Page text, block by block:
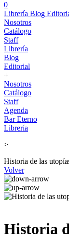
0
Librería Blog
Nosotros
Catálogo
Staff
Librería
Blog
Editorial
+
Nosotros
Catálogo
Staff
Agenda
Bar Eterno
Librería
>
Historia de las
Volver
Historia